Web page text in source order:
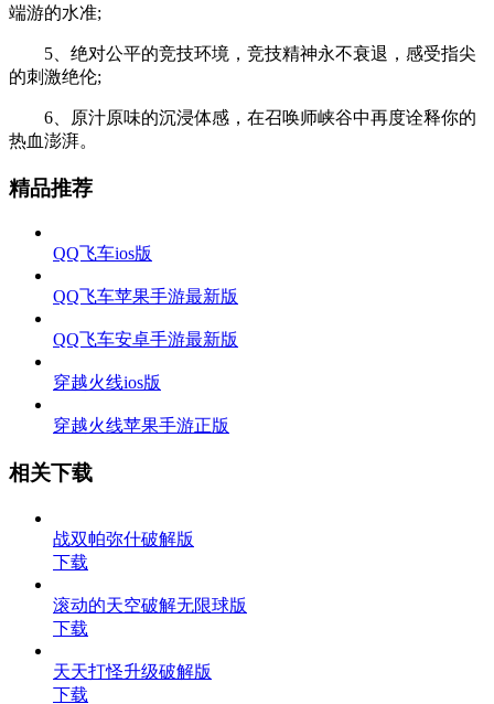
端游的水准;
5、绝对公平的竞技环境，竞技精神永不衰退，感受指尖
的刺激绝伦;
6、原汁原味的沉浸体感，在召唤师峡谷中再度诠释你的
热血澎湃。
精品推荐
QQ飞车ios版
QQ飞车苹果手游最新版
QQ飞车安卓手游最新版
穿越火线ios版
穿越火线苹果手游正版
相关下载
战双帕弥什破解版
下载
滚动的天空破解无限球版
下载
天天打怪升级破解版
下载